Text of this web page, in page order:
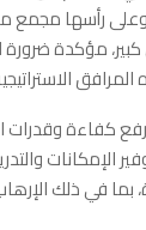
رأسها مجمع
مؤكدة ضرورة
كفاءة وقدرات
الإمكانات
بما في ذلك